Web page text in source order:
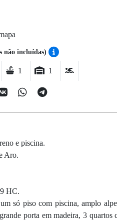
não incluídas)
1 1
e piscina.
Aro.
HC.
só piso com piscina, amplo
porta em madeira, 3